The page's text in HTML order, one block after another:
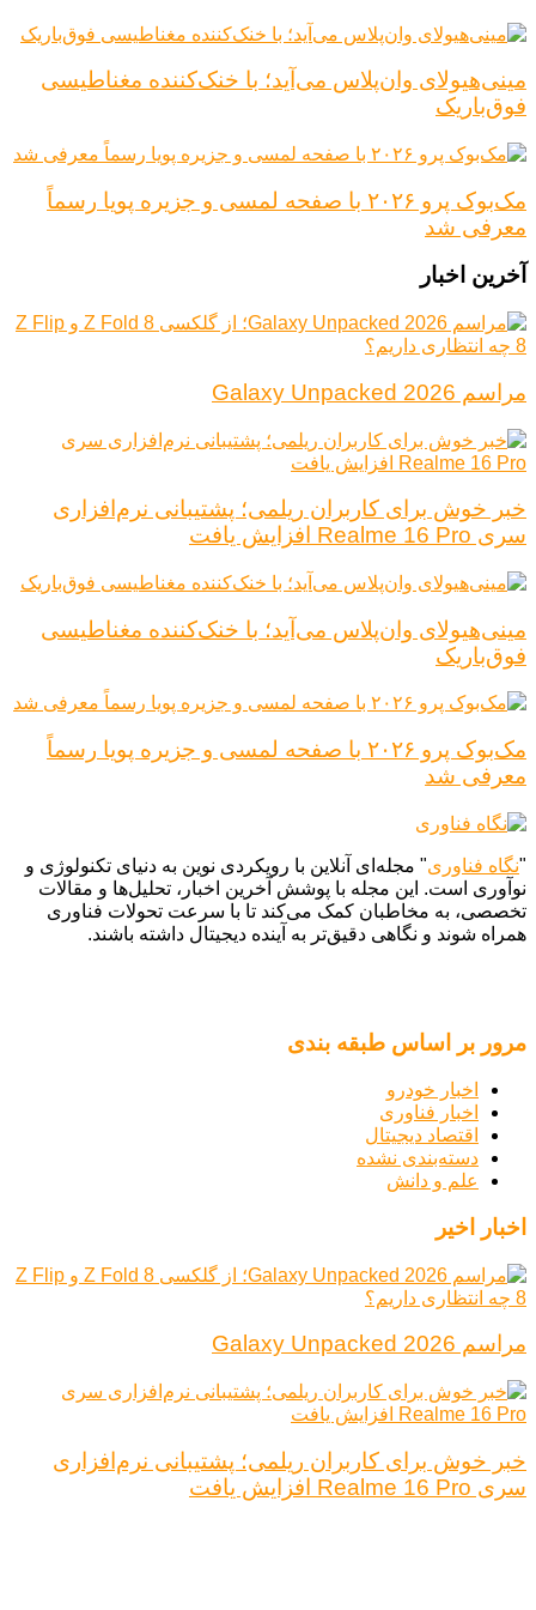
مینی‌هیولای وان‌پلاس می‌آید؛ با خنک‌کننده مغناطیسی
فوق‌باریک
مک‌بوک پرو ۲۰۲۶ با صفحه لمسی و جزیره پویا رسماً
معرفی شد
آخرین اخبار
مراسم Galaxy Unpacked 2026
خبر خوش برای کاربران ریلمی؛ پشتیبانی نرم‌افزاری
سری Realme 16 Pro افزایش یافت
مینی‌هیولای وان‌پلاس می‌آید؛ با خنک‌کننده مغناطیسی
فوق‌باریک
مک‌بوک پرو ۲۰۲۶ با صفحه لمسی و جزیره پویا رسماً
معرفی شد
"نگاه فناوری" مجله‌ای آنلاین با رویکردی نوین به دنیای تکنولوژی و
نوآوری است. این مجله با پوشش آخرین اخبار، تحلیل‌ها و مقالات
تخصصی، به مخاطبان کمک می‌کند تا با سرعت تحولات فناوری
همراه شوند و نگاهی دقیق‌تر به آینده دیجیتال داشته باشند.
مرور بر اساس طبقه بندی
اخبار خودرو
اخبار فناوری
اقتصاد دیجیتال
دسته‌بندی نشده
علم و دانش
اخبار اخیر
مراسم Galaxy Unpacked 2026
خبر خوش برای کاربران ریلمی؛ پشتیبانی نرم‌افزاری
سری Realme 16 Pro افزایش یافت